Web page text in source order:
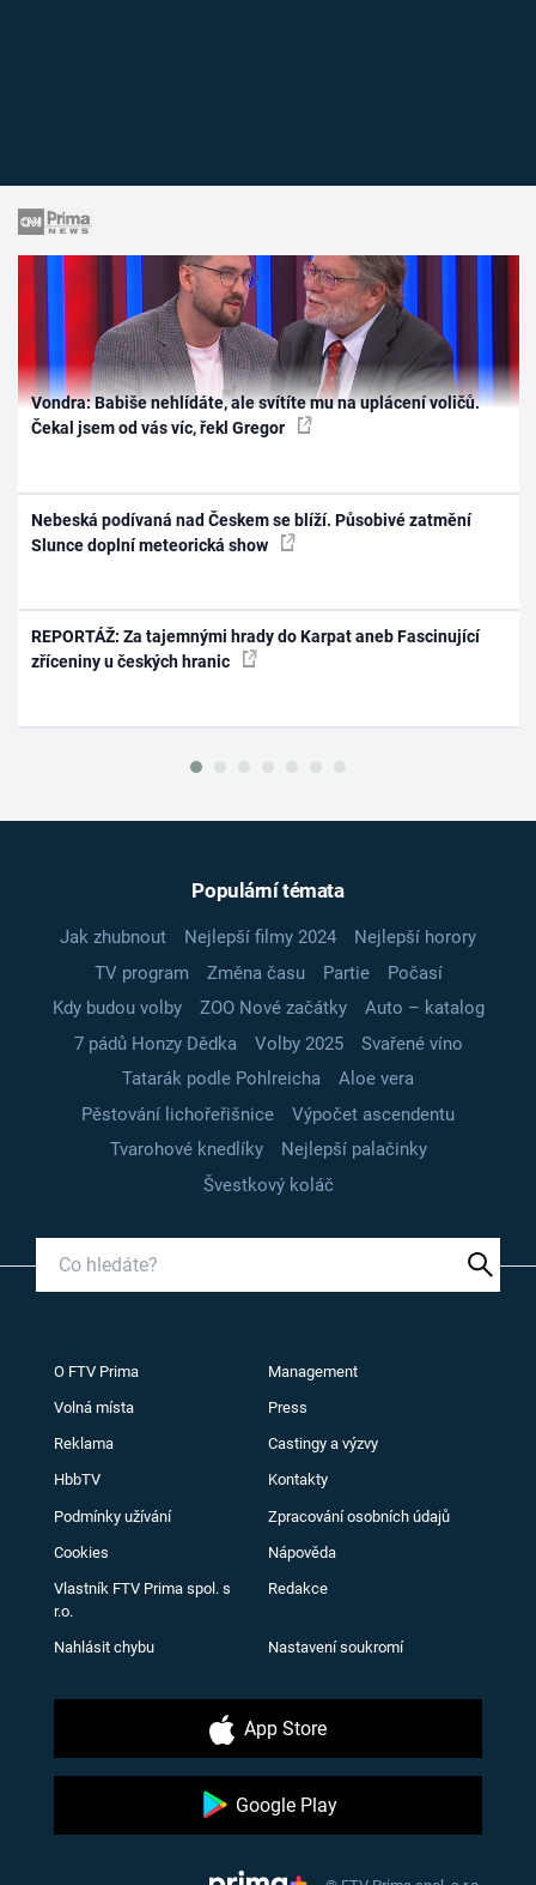
Vondra: Babiše nehlídáte, ale svítíte mu na uplácení voličů.
Čekal jsem od vás víc, řekl Gregor
Nebeská podívaná nad Českem se blíží. Působivé zatmění
Slunce doplní meteorická show
REPORTÁŽ: Za tajemnými hrady do Karpat aneb Fascinující
zříceniny u českých hranic
Populární témata
Jak zhubnout Nejlepší filmy 2024
Nejlepší horory
TV program
Změna času Partie
Počasí
Kdy budou volby
ZOO Nové začátky
Auto – katalog
7 pádů Honzy Dědka
Volby 2025
Svařené víno
Tatarák podle Pohlreicha
Aloe vera
Pěstování lichořeřišnice
Výpočet ascendentu
Tvarohové knedlíky
Nejlepší palačinky
Švestkový koláč
O FTV Prima Management
Volná místa Press
Reklama Castingy a výzvy
HbbTV Kontakty
Podmínky užívání Zpracování osobních údajů
Cookies Nápověda
Vlastník FTV Prima spol. s
r.o.
Redakce
Nahlásit chybu Nastavení soukromí
App Store
Google Play